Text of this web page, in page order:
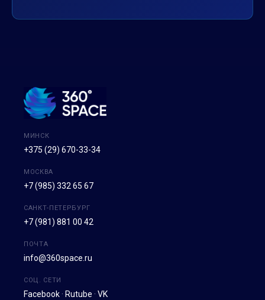
МИНСК
+375 (29) 670-33-34
МОСКВА
+7 (985) 332 65 67
САНКТ-ПЕТЕРБУРГ
+7 (981) 881 00 42
ПОЧТА
info@360space.ru
СОЦ. СЕТИ
Facebook · Rutube · VK